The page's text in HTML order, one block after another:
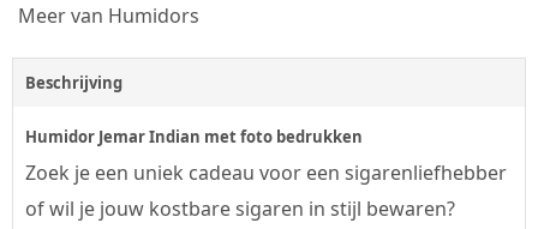
Meer van Humidors
Beschrijving
Humidor Jemar Indian met foto bedrukken
Zoek je een uniek cadeau voor een sigarenliefhebber
of wil je jouw kostbare sigaren in stijl bewaren?